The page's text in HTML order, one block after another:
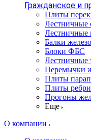
Гражданское и
Плиты
Лестничные
Лестничные
Балки
Блоки ФБС
Лестничные
Перемычки
Плиты
Плиты
Прогоны
Еще
О компании